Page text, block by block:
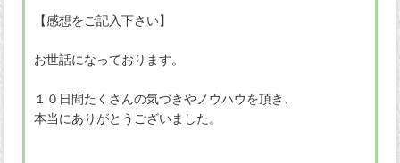
【感想をご記入下さい】
お世話になっております。
１０日間たくさんの気づきやノウハウを頂き、
本当にありがとうございました。